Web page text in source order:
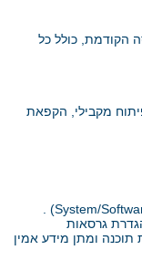
הקודמת, כולל כל
מקבילי, הקפאת
(System/
.
גרסאות
ומתן מידע אמין